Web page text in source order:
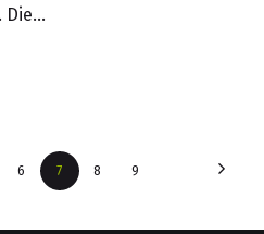
Die…
6 7 8 9